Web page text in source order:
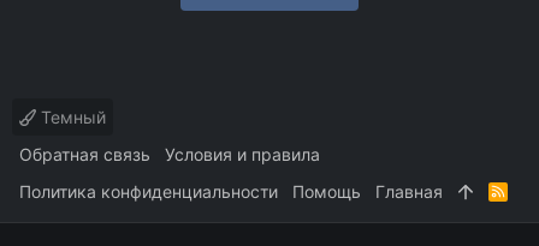
Темный
Обратная связь
Условия и правила
Политика конфиденциальности
Помощь Главная
R